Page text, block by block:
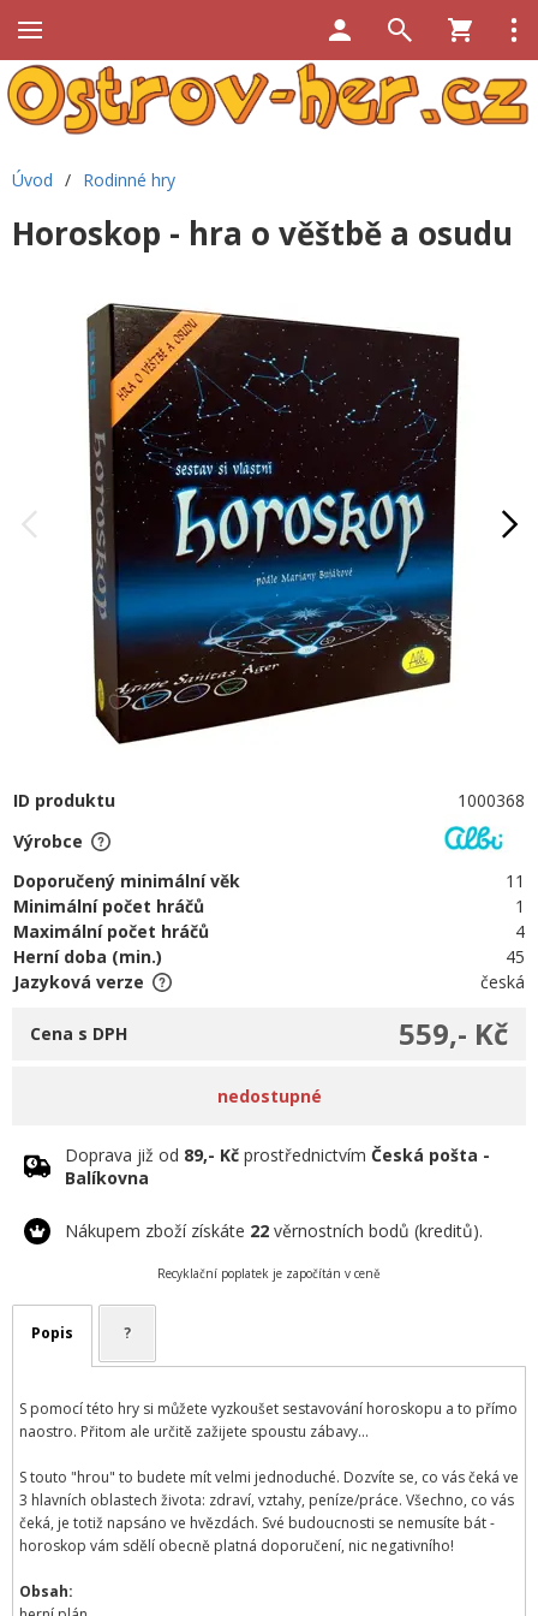
Úvod / Rodinné hry
Horoskop - hra o věštbě a osudu
ID produktu
1000368
Výrobce
Doporučený minimální věk
11
Minimální počet hráčů
1
Maximální počet hráčů
4
Herní doba (min.)
45
Jazyková verze
česká
559,- Kč
Cena s DPH
nedostupné
Doprava již od 89,- Kč prostřednictvím Česká pošta -
Balíkovna
Nákupem zboží získáte 22 věrnostních bodů (kreditů).
Recyklační poplatek je započítán v ceně
Popis ?
S pomocí této hry si můžete vyzkoušet sestavování horoskopu a to přímo
naostro. Přitom ale určitě zažijete spoustu zábavy...
S touto "hrou" to budete mít velmi jednoduché. Dozvíte se, co vás čeká ve
3 hlavních oblastech života: zdraví, vztahy, peníze/práce. Všechno, co vás
čeká, je totiž napsáno ve hvězdách. Své budoucnosti se nemusíte bát -
horoskop vám sdělí obecně platná doporučení, nic negativního!
Obsah: